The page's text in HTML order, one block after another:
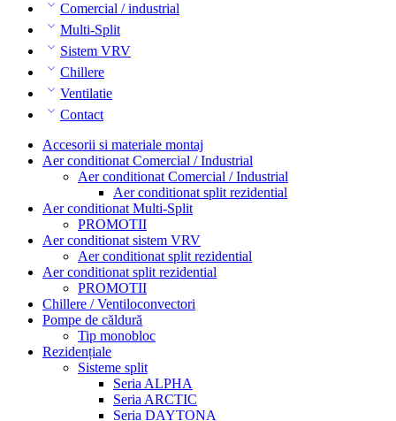
Comercial / industrial
Multi-Split
Sistem VRV
Chillere
Ventilatie
Contact
Accesorii si materiale montaj
Aer conditionat Comercial / Industrial
Aer conditionat Comercial / Industrial
Aer conditionat split rezidential
Aer conditionat Multi-Split
PROMOTII
Aer conditionat sistem VRV
Aer conditionat split rezidential
Aer conditionat split rezidential
PROMOTII
Chillere / Ventiloconvectori
Pompe de căldură
Tip monobloc
Rezidențiale
Sisteme split
Seria ALPHA
Seria ARCTIC
Seria DAYTONA